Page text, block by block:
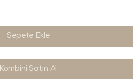
Kombini Satın Al